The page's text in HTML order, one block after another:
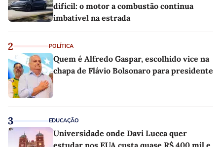
difícil: o motor a combustão continua
imbatível na estrada
2 POLÍTICA
Quem é Alfredo Gaspar, escolhido vice na
chapa de Flávio Bolsonaro para presidente
3 EDUCAÇÃO
Universidade onde Davi Lucca quer